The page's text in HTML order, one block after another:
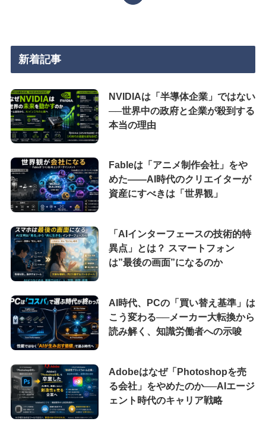
新着記事
NVIDIAは「半導体企業」ではない
──世界中の政府と企業が殺到する
本当の理由
Fableは「アニメ制作会社」をや
めた――AI時代のクリエイターが
資産にすべきは「世界観」
「AIインターフェースの技術的特
異点」とは？ スマートフォン
は”最後の画面”になるのか
AI時代、PCの「買い替え基準」は
こう変わる──メーカー大転換から
読み解く、知識労働者への示唆
Adobeはなぜ「Photoshopを売
る会社」をやめたのか──AIエージ
ェント時代のキャリア戦略